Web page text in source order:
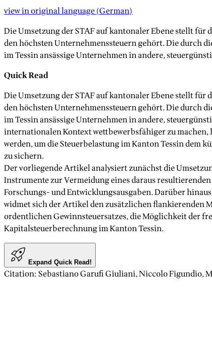
view in original language(German)
Die Umsetzung der STAF auf kantonaler Ebene stellt
den höchsten Unternehmenssteuern gehört. Die durch
im Tessin ansässige Unternehmen in andere,
Quick Read
Die Umsetzung der STAF auf kantonaler Ebene stellt
den höchsten Unternehmenssteuern gehört. Die durch
im Tessin ansässige Unternehmen in andere,
internationalen Kontext wettbewerbsfähiger zu machen,
werden, um die Steuerbelastung im Kanton Tessin dem
zu sichern.
Der vorliegende Artikel analysiert zunächst die
Instrumente zur Vermeidung eines daraus
Forschungs- und Entwicklungsausgaben. Darüber
widmet sich der Artikel den zusätzlichen flankierenden
ordentlichen Gewinnsteuersatzes, die Möglichkeit der
Kapitalsteuerberechnung im Kanton Tessin.
Expand Quick Read!
Citation:Sebastiano Garufi Giuliani, Niccolo Figundio,